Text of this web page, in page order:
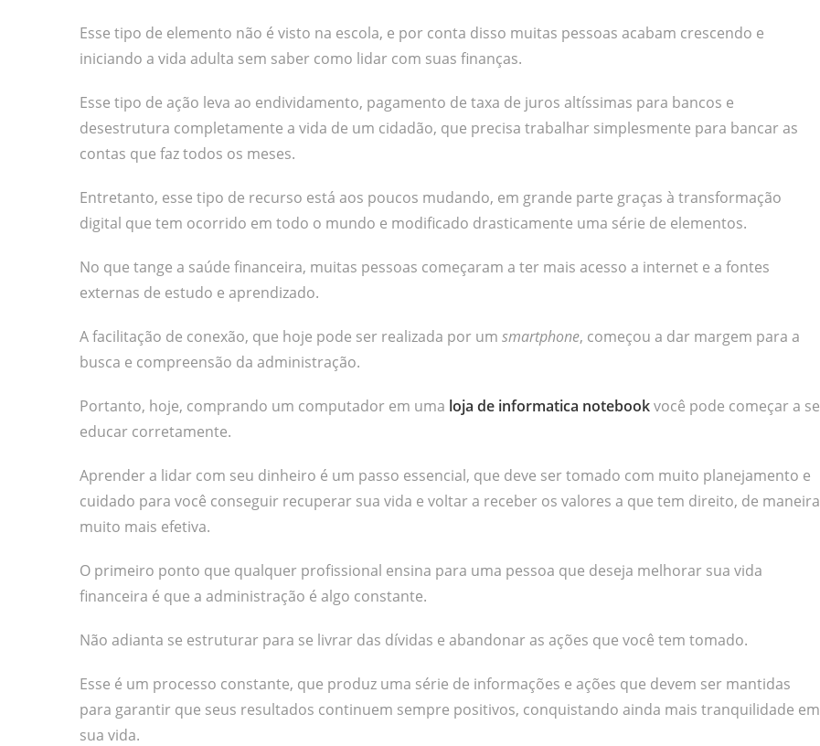
Esse tipo de elemento não é visto na escola, e por conta disso muitas pessoas acabam crescendo e
iniciando a vida adulta sem saber como lidar com suas finanças.
Esse tipo de ação leva ao endividamento, pagamento de taxa de juros altíssimas para bancos e
desestrutura completamente a vida de um cidadão, que precisa trabalhar simplesmente para bancar as
contas que faz todos os meses.
Entretanto, esse tipo de recurso está aos poucos mudando, em grande parte graças à transformação
digital que tem ocorrido em todo o mundo e modificado drasticamente uma série de elementos.
No que tange a saúde financeira, muitas pessoas começaram a ter mais acesso a internet e a fontes
externas de estudo e aprendizado.
A facilitação de conexão, que hoje pode ser realizada por um smartphone, começou a dar margem para a
busca e compreensão da administração.
Portanto, hoje, comprando um computador em uma loja de informatica notebookvocê pode começar a se
educar corretamente.
Aprender a lidar com seu dinheiro é um passo essencial, que deve ser tomado com muito planejamento e
cuidado para você conseguir recuperar sua vida e voltar a receber os valores a que tem direito, de maneira
muito mais efetiva.
O primeiro ponto que qualquer profissional ensina para uma pessoa que deseja melhorar sua vida
financeira é que a administração é algo constante.
Não adianta se estruturar para se livrar das dívidas e abandonar as ações que você tem tomado.
Esse é um processo constante, que produz uma série de informações e ações que devem ser mantidas
para garantir que seus resultados continuem sempre positivos, conquistando ainda mais tranquilidade em
sua vida.